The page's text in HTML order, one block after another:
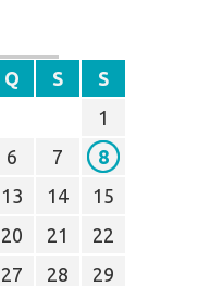
Q S
S
1
6 7
8
13 14
15
20 21
22
27 28
29